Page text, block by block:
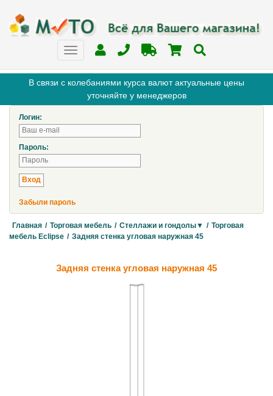
В связи с колебаниями курса валют актуальные цены
уточняйте у менеджеров
Логин:
Пароль:
Забыли пароль
Главная / Торговая мебель / Стеллажи и гондолы▼ / Торговая
мебель Eclipse / Задняя стенка угловая наружная 45
Задняя стенка угловая наружная 45